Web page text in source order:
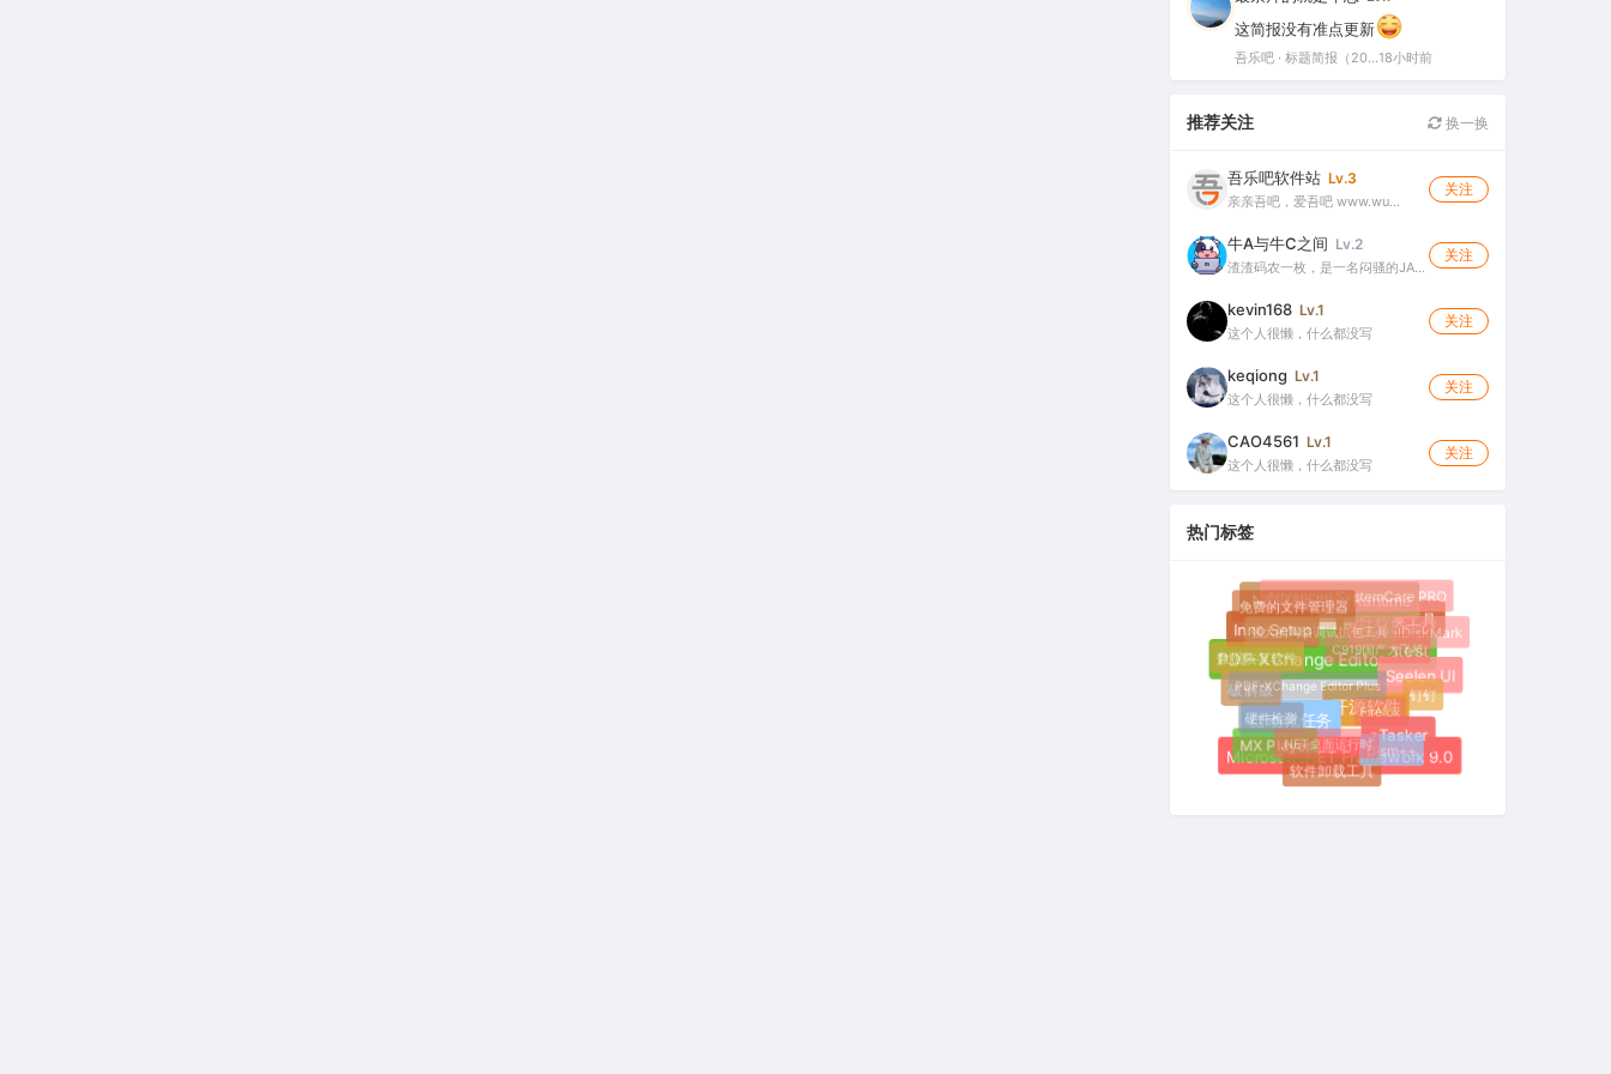
这简报没有准点更新
吾乐吧 · 标题简报（2026-08-06）18小时前
推荐关注 换一换
吾乐吧软件站 Lv.3
亲亲吾吧，爱吾吧 www.wu…
关注
牛A与牛C之间 Lv.2
渣渣码农一枚，是一名闷骚的JA…
关注
kevin168 Lv.1
这个人很懒，什么都没写
关注
keqiong Lv.1
这个人很懒，什么都没写
关注
CAO4561 Lv.1
这个人很懒，什么都没写
关注
热门标签
开源软件
Ookla Speedtest
PDF-XChange Editor
自动化任务
Microsoft .NET Framework 9.0
zTasker
Seelen UI
邮件转换工具
.NET Desktop Runtime
Inno Setup
破解版
MX Player
软件卸载工具
Dism++
钉钉
CrystalDiskMark
Advanced SystemCare PRO
免费的文件管理器
数据恢复软件
硬件检测
.NET桌面运行时
Firefox
C919国产大飞机
强大的网络调试抓包工具
PDF-XChange Editor Plus